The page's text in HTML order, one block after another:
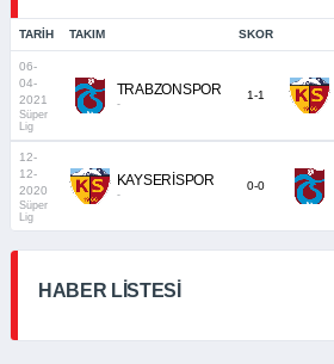
TARIH TAKIM SKOR
06-
04-
2021
Süper
Lig
TRABZONSPOR
-
1-1
12-
12-
2020
Süper
Lig
KAYSERİSPOR
-
0-0
HABER LİSTESİ